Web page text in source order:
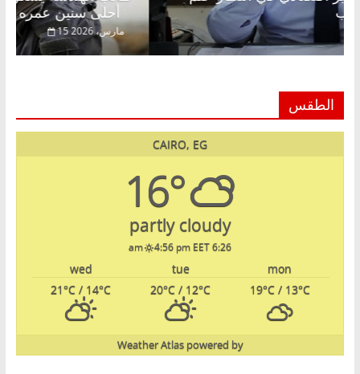
أحلى سنين عمره بتضيع في السجن
15 مارس، 22 فبراير، 2026
الطقس
CAIRO, EG
16°
partly cloudy
6:26 am
4:56 pm EET
mon
tue
wed
19°C/ 13°C
20°C / 12°C
21°C / 14°C
powered by
Weather Atlas